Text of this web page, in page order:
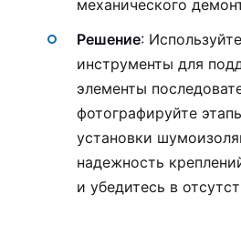
механического
Решение:
инструменты для
элементы
фотографируйте
установки
надежность
и убедитесь в